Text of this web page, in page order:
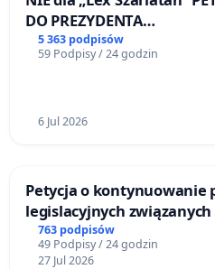
DO PREZYDENTA
RZECZYPOSPOLITEJ
5 363 podpisów
59 Podpisy / 24 godzin
6 Jul 2026
Petycja o kontynuowanie
legislacyjnych związanych
reformą prawa rodzinnego
763 podpisów
49 Podpisy / 24 godzin
27 Jul 2026